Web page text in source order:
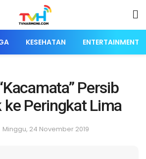
KESEHATAN ENTERTAINMENT
Persib
ke Peringkat Lima
Minggu, 24 November 2019